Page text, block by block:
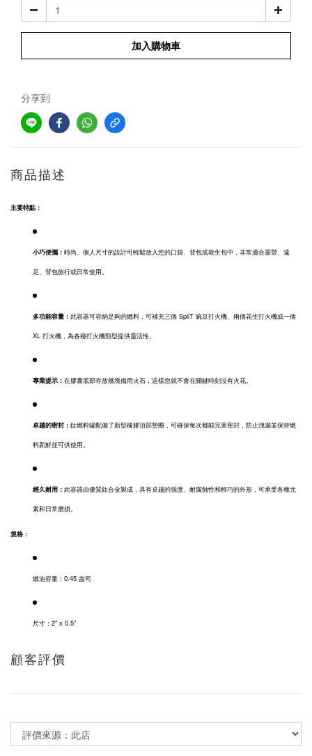
加入購物車
分享到
商品描述
主要特點：
小巧便攜： 時尚、個人尺寸的設計可輕鬆放入您的口袋、背包或救生包中，非常適合露營、遠
足、背包旅行或日常使用。
多功能容量： 此容器可容納足夠的燃料，可補充三個 SpliT 豌豆打火機、兩個花生打火機或一個
XL 打火機，為各種打火機類型提供靈活性。
專業提示： 在膠囊底部存放幾塊備用火石，這樣您就不會在關鍵時刻沒有火花。
卓越的密封： 鈦燃料罐配備了新型橡膠頂部墊圈，可確保每次都能完美密封，防止洩漏並保持燃
料新鮮並可供使用。
經久耐用： 此容器由優質鈦合金製成，具有卓越的強度、耐腐蝕性和輕巧的外形，可承受各種元
素和日常磨損。
規格：
燃油容量：0.45 盎司
尺寸：2" x 0.5"
顧客評價